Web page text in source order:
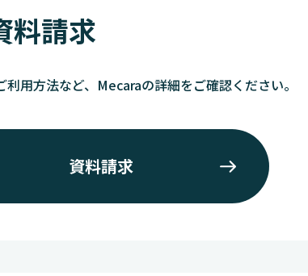
料請求
用方法など、Mecaraの詳細をご確認ください。
資料請求